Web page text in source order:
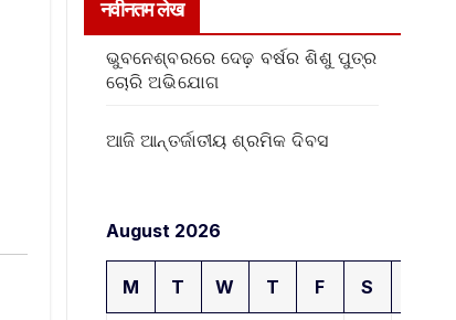
नवीनतम लेख
ଭୁବନେଶ୍ବରରେ ଦେଢ଼ ବର୍ଷର ଶିଶୁ ପୁତ୍ର
ଚୋରି ଅଭିଯୋଗ
ଆଜି ଆନ୍ତର୍ଜାତୀୟ ଶ୍ରମିକ ଦିବସ
August 2026
M T W T F S